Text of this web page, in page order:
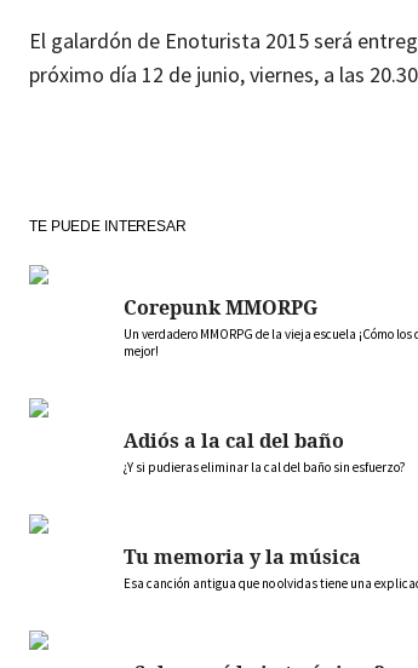
El galardón de Enoturista 2015 será
próximo día 12 de junio, viernes, a las
TE PUEDE INTERESAR
Corepunk MMORPG
Un verdadero MMORPG de la vieja escuela ¡Cómo
mejor!
Adiós a la cal del baño
¿Y si pudieras eliminar la cal del baño sin esfuerzo?
Tu memoria y la música
Esa canción antigua que no olvidas tiene una